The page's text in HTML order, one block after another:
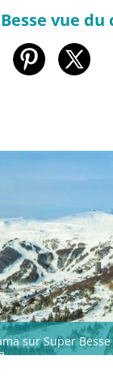
vue du
sur Super